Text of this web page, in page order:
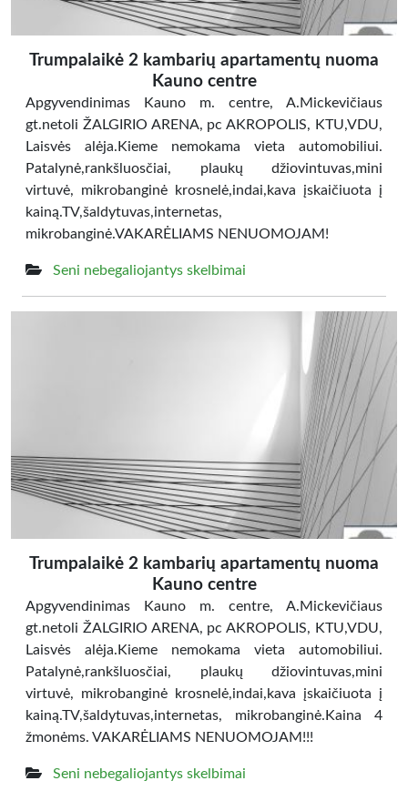
Trumpalaikė 2 kambarių apartamentų nuoma
Kauno centre
Apgyvendinimas Kauno m. centre, A.Mickevičiaus
gt.netoli ŽALGIRIO ARENA, pc AKROPOLIS, KTU,VDU,
Laisvės alėja.Kieme nemokama vieta automobiliui.
Patalynė,rankšluosčiai, plaukų džiovintuvas,mini
virtuvė, mikrobanginė krosnelė,indai,kava įskaičiuota į
kainą.TV,šaldytuvas,internetas,
mikrobanginė.VAKARĖLIAMS NENUOMOJAM!
Seni nebegaliojantys skelbimai
Trumpalaikė 2 kambarių apartamentų nuoma
Kauno centre
Apgyvendinimas Kauno m. centre, A.Mickevičiaus
gt.netoli ŽALGIRIO ARENA, pc AKROPOLIS, KTU,VDU,
Laisvės alėja.Kieme nemokama vieta automobiliui.
Patalynė,rankšluosčiai, plaukų džiovintuvas,mini
virtuvė, mikrobanginė krosnelė,indai,kava įskaičiuota į
kainą.TV,šaldytuvas,internetas, mikrobanginė.Kaina 4
žmonėms. VAKARĖLIAMS NENUOMOJAM!!!
Seni nebegaliojantys skelbimai